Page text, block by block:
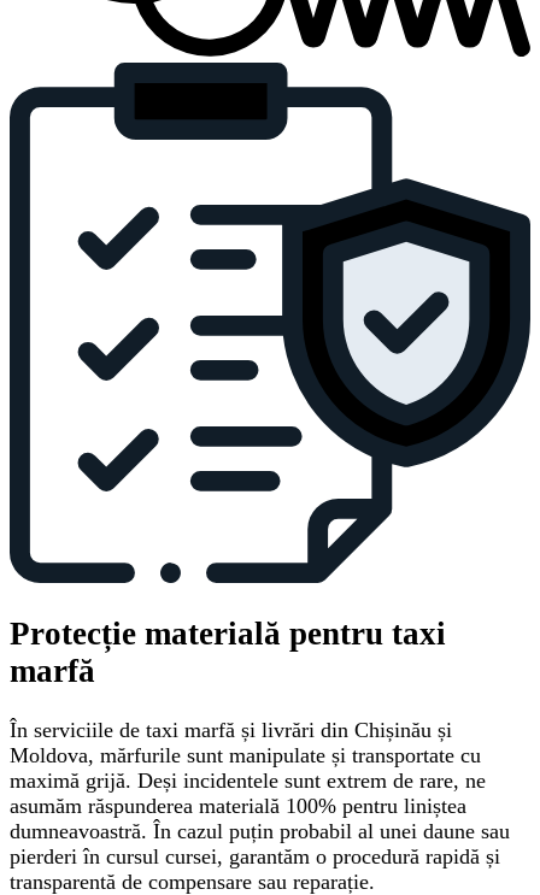
Protecție materială pentru taxi
marfă
În serviciile de taxi marfă și livrări din Chișinău și
Moldova, mărfurile sunt manipulate și transportate cu
maximă grijă. Deși incidentele sunt extrem de rare, ne
asumăm răspunderea materială 100% pentru liniștea
dumneavoastră. În cazul puțin probabil al unei daune sau
pierderi în cursul cursei, garantăm o procedură rapidă și
transparentă de compensare sau reparație.